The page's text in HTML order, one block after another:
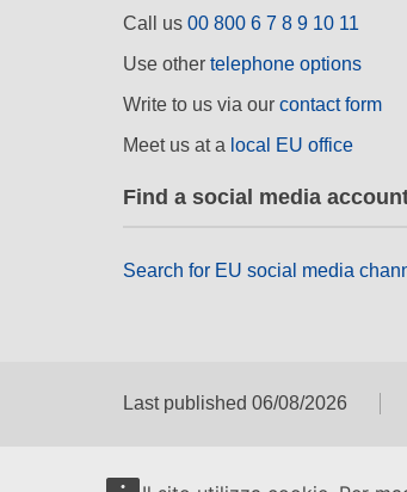
Call us 00 800 6 7 8 9 10 11
Use other telephone options
Write to us via our contact form
Meet us at a local EU office
Find a social media
Search for EU social media
Last published 06/08/2026